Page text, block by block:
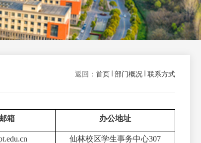
返回： 首页 部门概况 联系方式
箱
办公地址
仙林校区学生事务中心307